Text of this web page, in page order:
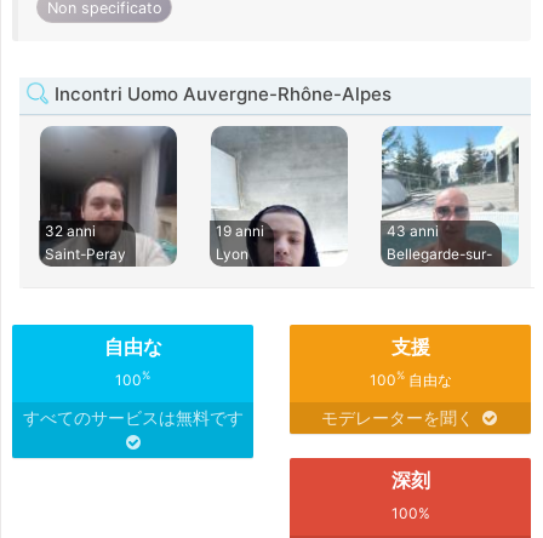
Non specificato
Incontri Uomo Auvergne-Rhône-Alpes
32 anni
Saint-Peray
19 anni
Lyon
43 anni
Bellegarde-sur-
自由な
100%
すべてのサービスは無料です
支援
100%自由な
モデレーターを聞く
深刻
100%